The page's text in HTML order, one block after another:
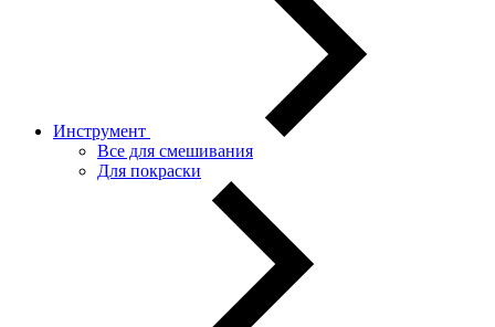
Инструмент
Все для смешивания
Для покраски